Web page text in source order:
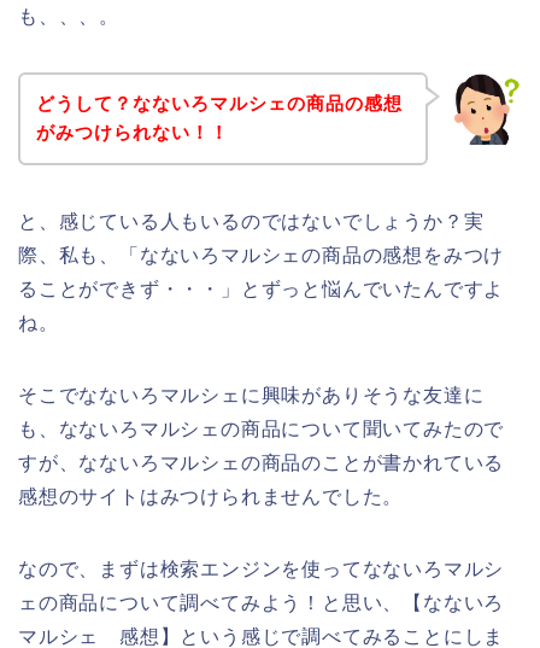
も、、、。
どうして？なないろマルシェの商品の感想
がみつけられない！！
と、感じている人もいるのではないでしょうか？実
際、私も、「なないろマルシェの商品の感想をみつけ
ることができず・・・」とずっと悩んでいたんですよ
ね。
そこでなないろマルシェに興味がありそうな友達に
も、なないろマルシェの商品について聞いてみたので
すが、なないろマルシェの商品のことが書かれている
感想のサイトはみつけられませんでした。
なので、まずは検索エンジンを使ってなないろマルシ
ェの商品について調べてみよう！と思い、【なないろ
マルシェ 感想】という感じで調べてみることにしま